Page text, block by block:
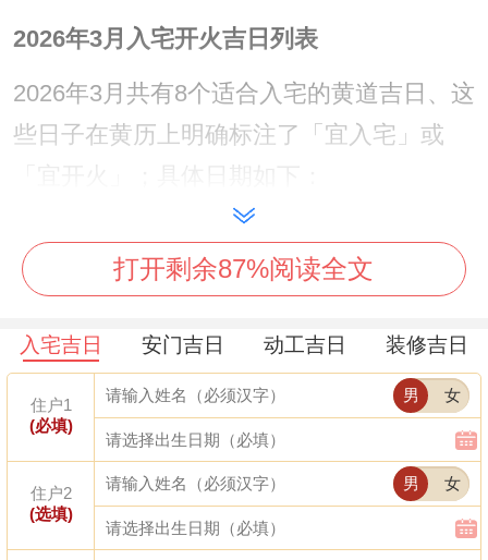
2026年3月入宅开火吉日列表
2026年3月共有8个适合入宅的黄道吉日、这
些日子在黄历上明确标注了「宜入宅」或
择2026年3月2日（农历正月十四 星期一）
择2026年3月10日（农历正月廿二、星期
择2026年3月11日（农历正月廿三;星期三）
择2026年3月14日（农历正月廿六 星期六）
择2026年3月16日（农历正月廿八，星期
一）
打开剩余87%阅读全文
入宅吉日 安门吉日 动工吉日 装修吉日
住户1
(必填)
男 女
住户2
(选填)
男 女